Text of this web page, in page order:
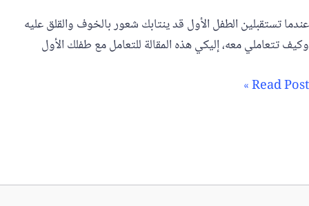
عندما تستقبلين الطفل الأول قد ينتابك شعور بالخوف والقلق عليه
وكيف تتعاملي معه، إليكي هذه المقالة للتعامل مع طفلك الأول
Read Post »